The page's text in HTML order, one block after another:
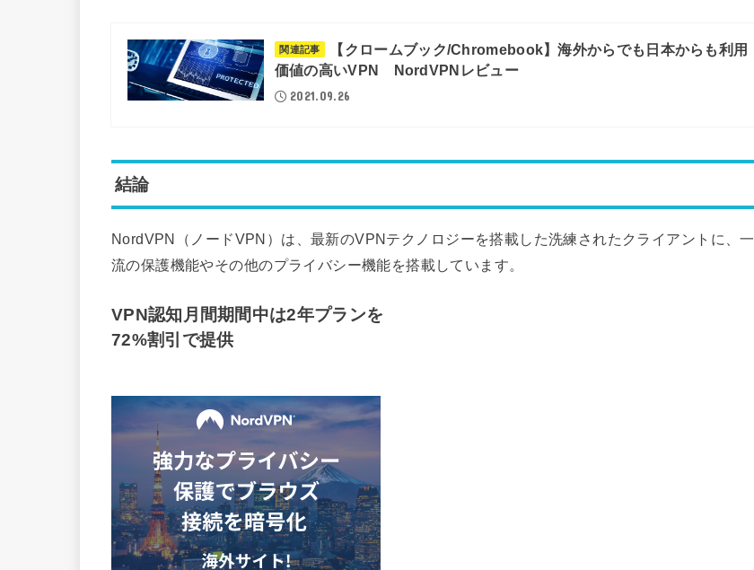
関連記事
【クロームブック/Chromebook】海外からでも日本からも利用
価値の高いVPN NordVPNレビュー
2021.09.26
結論
NordVPN（ノードVPN）は、最新のVPNテクノロジーを搭載した洗練されたクライアントに、一
流の保護機能やその他のプライバシー機能を搭載しています。
VPN認知月間期間中は2年プランを
72%割引で提供